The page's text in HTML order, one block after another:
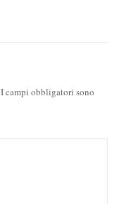
I campi obbligatori sono